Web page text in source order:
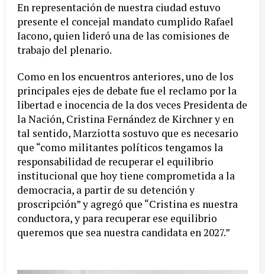
En representación de nuestra ciudad estuvo
presente el concejal mandato cumplido Rafael
Iacono, quien lideró una de las comisiones de
trabajo del plenario.
Como en los encuentros anteriores, uno de los
principales ejes de debate fue el reclamo por la
libertad e inocencia de la dos veces Presidenta de
la Nación, Cristina Fernández de Kirchner y en
tal sentido, Marziotta sostuvo que es necesario
que “como militantes políticos tengamos la
responsabilidad de recuperar el equilibrio
institucional que hoy tiene comprometida a la
democracia, a partir de su detención y
proscripción” y agregó que “Cristina es nuestra
conductora, y para recuperar ese equilibrio
queremos que sea nuestra candidata en 2027.”